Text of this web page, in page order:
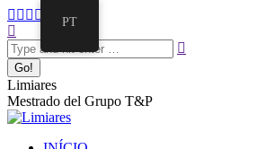
Limiares
Mestrado del Grupo T&P
PT